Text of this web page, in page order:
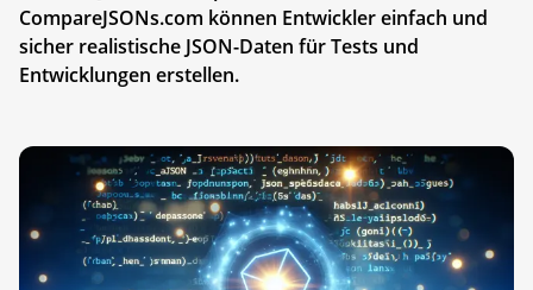
CompareJSONs.com können Entwickler einfach und
sicher realistische JSON-Daten für Tests und
Entwicklungen erstellen.